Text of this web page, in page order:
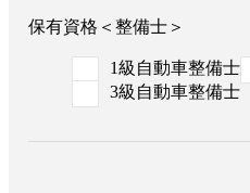
保有資格＜整備士＞
1級自動車整備士
3級自動車整備士